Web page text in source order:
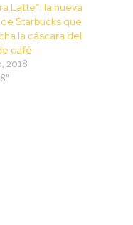
Latte”: la nueva
Starbucks que
la cáscara del
café
2018